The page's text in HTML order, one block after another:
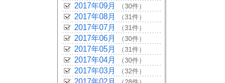
2017年09月 （30件）
2017年08月 （31件）
2017年07月 （31件）
2017年06月 （30件）
2017年05月 （31件）
2017年04月 （30件）
2017年03月 （32件）